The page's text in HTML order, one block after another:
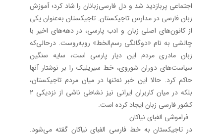
اجتماعی پربازدید شد و دل فارسی‌زبانان را شاد کرد؛ آموزش
زبان فارسی در مدارس تاجیکستان. تاجیکستان به‌عنوان یکی
از کانون‌های اصلی زبان و ادب پارسی، در دهه‌های اخیر با
چالشی به نام «دوگانگی رسم‌الخط» روبه‌روست. درحالی‌که
زبان مادری مردم این دیار پارسی است، سایه سنگین
سیاست‌های دوران شوروی، خط سیریلیک را بر نوشتار آنها
حاکم کرد. حالا این خبر نه‌تنها در میان مردم تاجیکستان،
بلکه در میان کاربران ایرانی نیز نشاطی ناشی از نزدیکی‌ 2
کشور فارسی زبان ایجاد کرده است.
فراموشی الفبای نیاکان
در تاجیکستان به خط فارسی الفبای نیاکان گفته می‌شود.